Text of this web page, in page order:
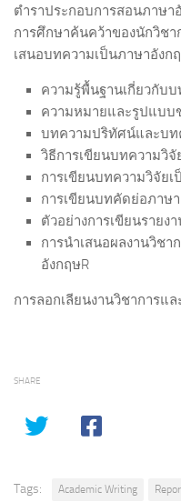
ตำราประกอบการสอนภาษ
การศึกษาค้นคว้าของนักวิช
เสนอบทความเป็นภาษาอังก
ความรู้พื้นฐานเกี่ยวกับ
ความหมายและรูปแบบ
บทความปริทัศน์และบท
วิธีการเขียนบทความวิจั
การเขียนบทความวิจัย
การเขียนบทคัดย่อภาษ
ตัวอย่างการเขียนรายง
การนำเสนอผลงานวิชา
อังกฤษR
การลอกเลียนงานวิชาการแ
SHARE
Tags: Academic Writing